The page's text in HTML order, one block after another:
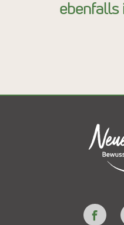
ebenfalls